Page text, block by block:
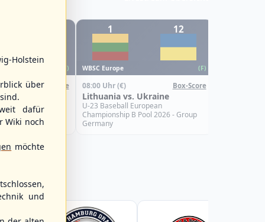
(F)
Box-Score
Israel
2026 - Group
1 12
WBSC Europe (F)
08:00 Uhr(€) Box-Score
Lithuania vs. Ukraine
U-23 Baseball European
Championship B Pool 2026 - Group
Germany
Holstein
über
dafür
Wiki noch
möchte
und